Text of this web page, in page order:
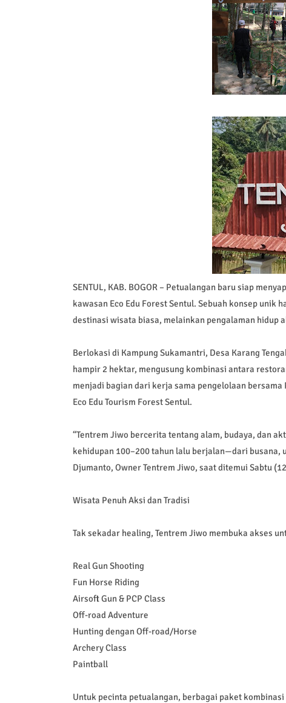
SENTUL, KAB. BOGOR – Petualangan baru siap
kawasan Eco Edu Forest Sentul. Sebuah konsep
destinasi wisata biasa, melainkan pengalaman hidup
Berlokasi di Kampung Sukamantri, Desa Karang
hampir 2 hektar, mengusung kombinasi antara
menjadi bagian dari kerja sama pengelolaan
Eco Edu Tourism Forest Sentul.
“Tentrem Jiwo bercerita tentang alam, budaya, dan
kehidupan 100–200 tahun lalu berjalan—dari busana,
Djumanto, Owner Tentrem Jiwo, saat ditemui Sabtu
Wisata Penuh Aksi dan Tradisi
Tak sekadar healing, Tentrem Jiwo membuka akses
Real Gun Shooting
Fun Horse Riding
Airsoft Gun & PCP Class
Off-road Adventure
Hunting dengan Off-road/Horse
Archery Class
Paintball
Untuk pecinta petualangan, berbagai paket